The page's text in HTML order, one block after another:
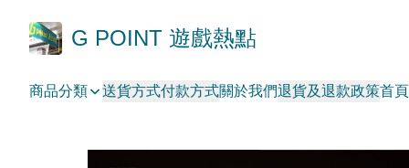
G POINT 遊戲熱點
商品分類 送貨方式付款方式關於我們退貨及退款政策首頁